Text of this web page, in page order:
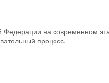
Федерации на современном
процесс.